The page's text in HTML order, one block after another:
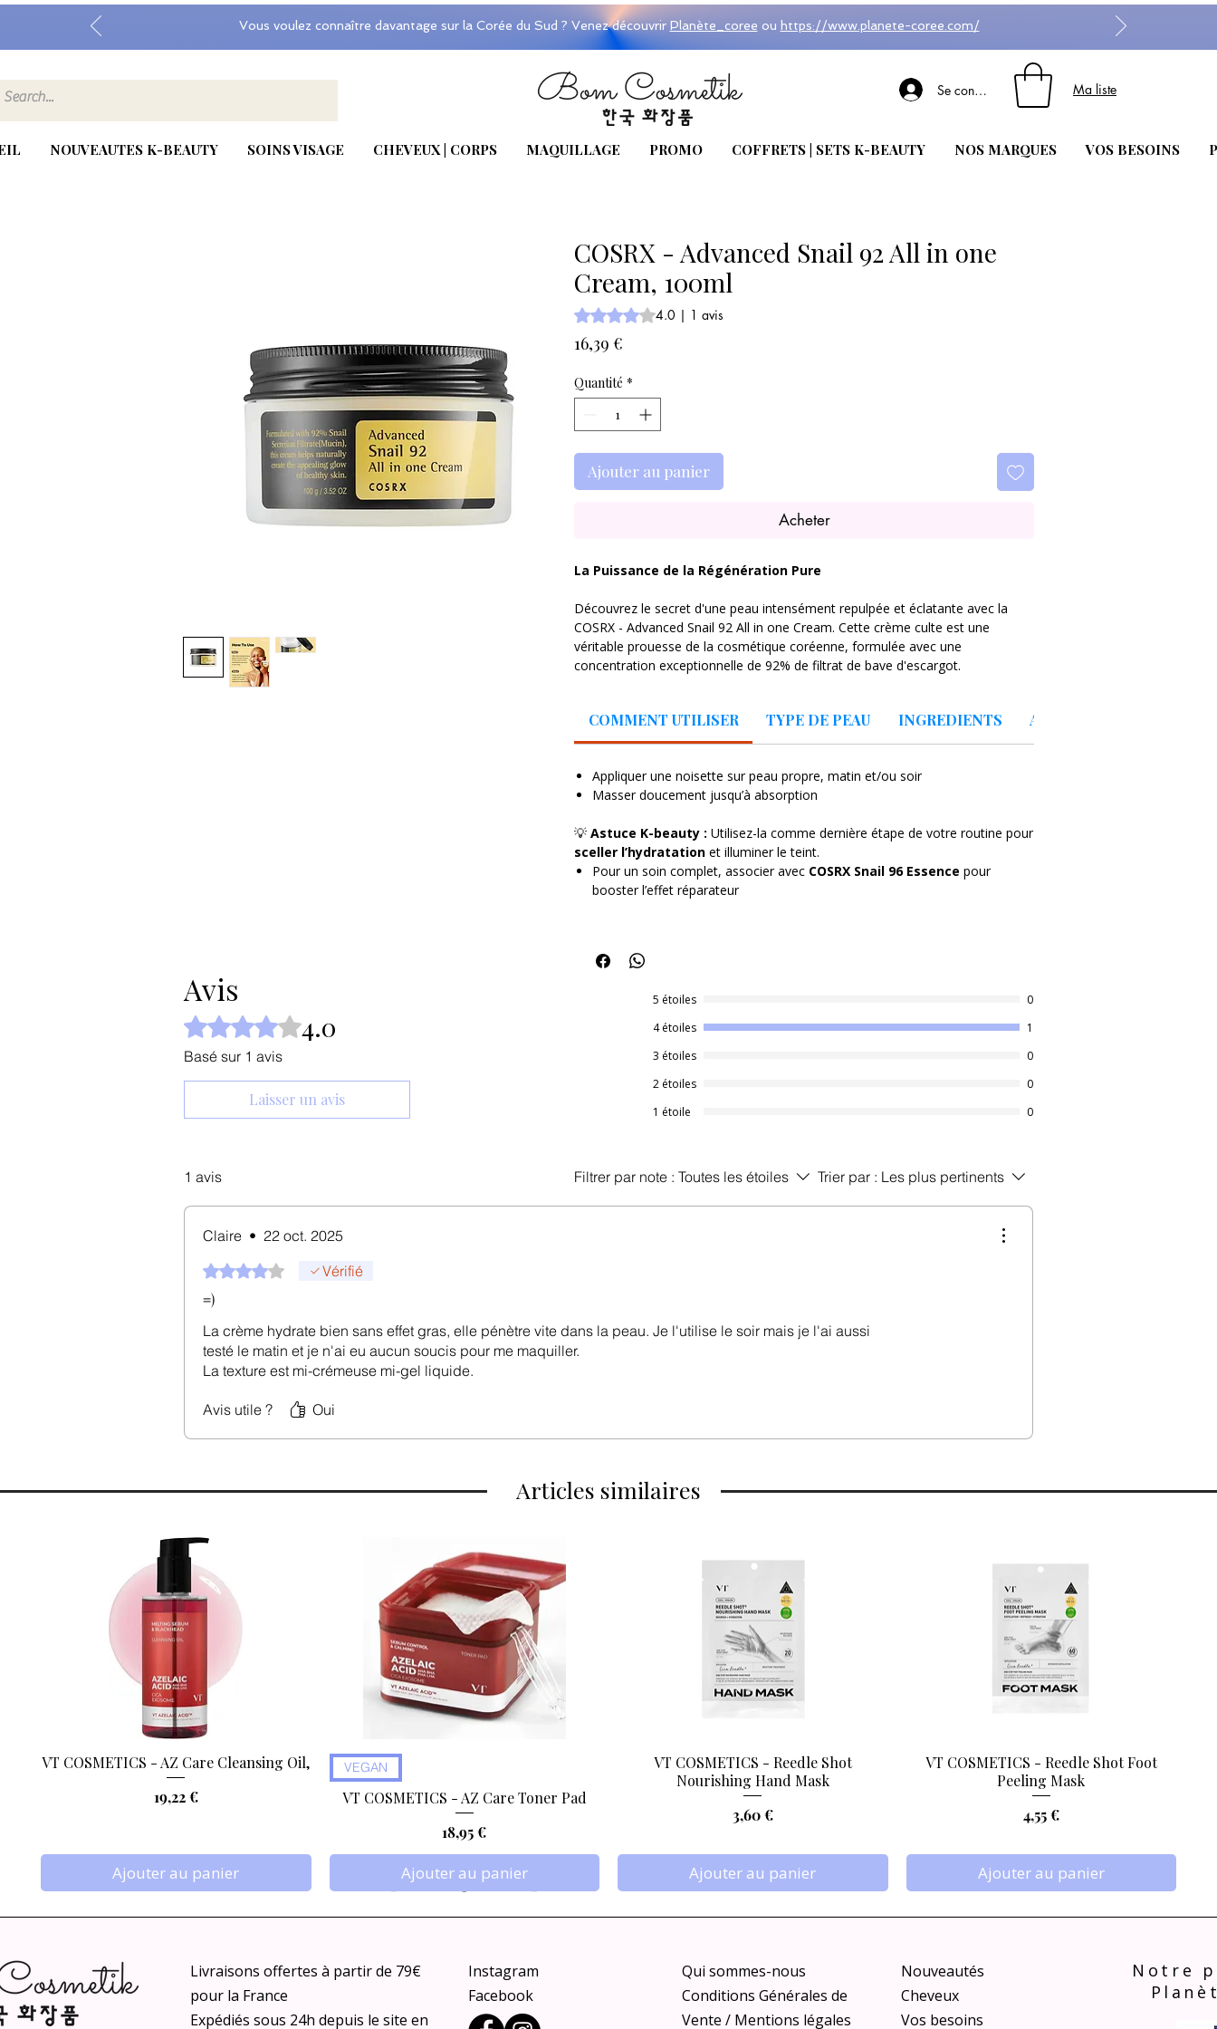
Vous voulez connaître davantage sur la Corée du Sud ? Venez découvrir Planète_coree ou https://www.planete-coree.com/
Se connecter Ma liste
NOUVEAUTES K-BEAUTY SOINS VISAGE CHEVEUX | CORPS MAQUILLAGE PROMO COFFRETS | SETS K-BEAUTY NOS MARQUES VOS BESOINS
COSRX - Advanced Snail 92 All in one
Cream, 100ml
La note est de 4.0 sur cinq étoiles sur la base de 1 avis
4.0 | 1 avis
16,39 €
Quantité *
Ajouter au panier
Acheter
La Puissance de la Régénération Pure
Découvrez le secret d'une peau intensément repulpée et éclatante avec la
COSRX - Advanced Snail 92 All in one Cream. Cette crème culte est une
véritable prouesse de la cosmétique coréenne, formulée avec une
concentration exceptionnelle de 92% de filtrat de bave d'escargot.
pour réparer les dommages cutanés, apaiser les irritations et hydrater en
profondeur sans laisser de film gras. C’est le soin "tout-en-un" par excellence
Réparation Intense : Accélère la cicatrisation des marques post-acné et
Hydratation Durable : Infuse la peau d'une humidité qui dure toute la
journée pour un effet "Glass Skin" immédiat.
Anti-Âge & Élasticité : Stimule la production de collagène pour lisser les
ridules et raffermir l'ovale du visage.
Le résultat ? Une peau visiblement plus saine, un grain de peau affiné et une
douceur soyeuse dès la première application. Un indispensable pour toutes les
COMMENT UTILISER TYPE DE PEAU INGREDIENTS A PROPOS DE LA
Appliquer une noisette sur peau propre, matin et/ou soir
Masser doucement jusqu’à absorption
💡Astuce K-beauty : Utilisez-la comme dernière étape de votre routine pour
sceller l’hydratation et illuminer le teint.
Pour un soin complet, associer avec COSRX Snail 96 Essence pour
booster l’effet réparateur
Avis
Noté 4 sur 5. 4.0
Basé sur 1 avis
Laisser un avis
5 étoiles
0
4 étoiles
1
3 étoiles
0
2 étoiles
0
1 étoile
0
1 avis Filtrer par note : Toutes les étoiles Trier par : Les plus pertinents
Claire • 22 oct. 2025
Noté 4 sur 5. Vérifié
=)
La crème hydrate bien sans effet gras, elle pénètre vite dans la peau. Je l'utilise le soir mais je l'ai aussi
testé le matin et je n'ai eu aucun soucis pour me maquiller.
La texture est mi-crémeuse mi-gel liquide.
Avis utile ? Oui
Articles similaires
Aperçu rapide
VT COSMETICS - AZ Care Cleansing Oil,
Prix
19,22 €
Ajouter au panier
VEGAN
VT COSMETICS - AZ Care Toner Pad
Prix
18,95 €
Ajouter au panier
Aperçu rapide
VT COSMETICS - Reedle Shot
Nourishing Hand Mask
Prix
3,60 €
Ajouter au panier
Aperçu rapide
VT COSMETICS - Reedle Shot Foot
Peeling Mask
Prix
4,55 €
Ajouter au panier
Livraisons offertes à partir de 79€
pour la France
Expédiés sous 24h depuis le site en
Instagram
Facebook
Qui sommes-nous
Conditions Générales de
Vente / Mentions légales
Nouveautés
Cheveux
Vos besoins
Notre